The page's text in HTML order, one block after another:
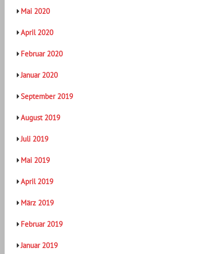
Mai 2020
April 2020
Februar 2020
Januar 2020
September 2019
August 2019
Juli 2019
Mai 2019
April 2019
März 2019
Februar 2019
Januar 2019